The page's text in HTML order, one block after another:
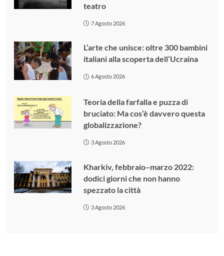
teatro
7 Agosto 2026
L’arte che unisce: oltre 300 bambini
italiani alla scoperta dell’Ucraina
6 Agosto 2026
Teoria della farfalla e puzza di
bruciato: Ma cos’è davvero questa
globalizzazione?
3 Agosto 2026
Kharkiv, febbraio–marzo 2022:
dodici giorni che non hanno
spezzato la città
3 Agosto 2026